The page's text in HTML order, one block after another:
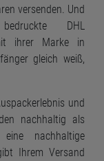
versenden. Und
DHL
ihrer Marke in
gleich weiß,
und
nachhaltig als
nachhaltige
Ihrem Versand